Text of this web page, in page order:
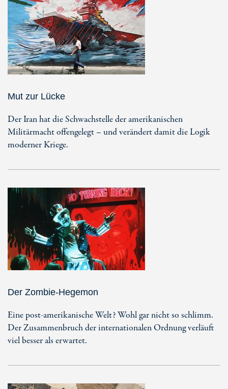
Mut zur Lücke
Der Iran hat die Schwachstelle der amerikanischen
Militärmacht offengelegt – und verändert damit die Logik
moderner Kriege.
Der Zombie-Hegemon
Eine post-amerikanische Welt? Wohl gar nicht so schlimm.
Der Zusammenbruch der internationalen Ordnung verläuft
viel besser als erwartet.